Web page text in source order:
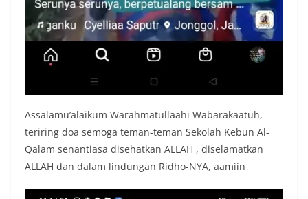
Assalamu’alaikum Warahmatullaahi Wabarakaatuh,
teriring doa semoga teman-teman Sekolah Kebun Al-
Qalam senantiasa disehatkan ALLAH , diselamatkan
ALLAH dan dalam lindungan Ridho-NYA, aamiin